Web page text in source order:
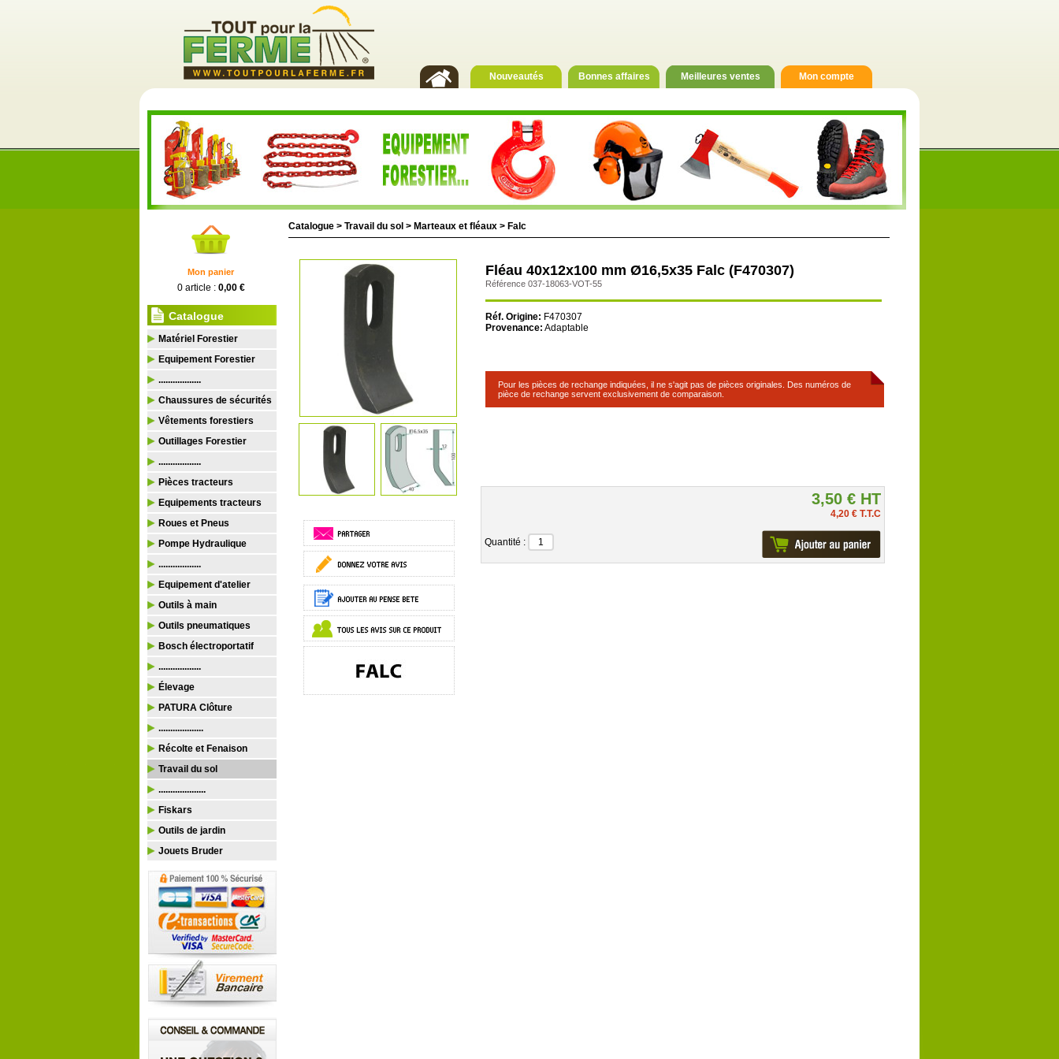
Nouveautés Bonnes affaires Meilleures ventes Mon compte
Mon panier
0 article : 0,00 €
Catalogue
Matériel Forestier
Equipement Forestier
..................
Chaussures de sécurités
Vêtements forestiers
Outillages Forestier
..................
Pièces tracteurs
Equipements tracteurs
Roues et Pneus
Pompe Hydraulique
..................
Equipement d'atelier
Outils à main
Outils pneumatiques
Bosch électroportatif
..................
Élevage
PATURA Clôture
...................
Récolte et Fenaison
Travail du sol
....................
Fiskars
Outils de jardin
Jouets Bruder
Catalogue > Travail du sol > Marteaux et fléaux > Falc
Fléau 40x12x100 mm Ø16,5x35 Falc (F470307)
Référence 037-18063-VOT-55
Réf. Origine: F470307
Provenance: Adaptable
Pour les pièces de rechange indiquées, il ne s'agit pas de pièces originales. Des numéros de
pièce de rechange servent exclusivement de comparaison.
3,50 € HT
4,20 € T.T.C
Quantité :